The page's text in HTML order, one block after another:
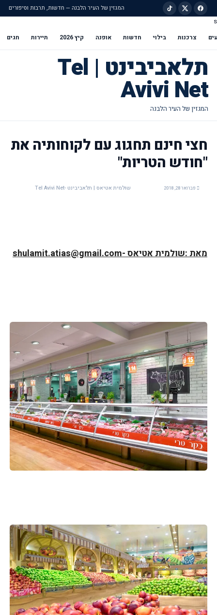
המגזין של העיר הלבנה — חדשות, תרבות וסיפורים
s
צרכנות בילוי חדשות אופנה קיץ 2026 תיירות חגים
תלאביבינט | Tel
Avivi Net
חצי חינם תחגוג עם לקוחותיה את
"חודש הטריות"
פברואר 28, 2018 שולמית אטיאס | תלאביבינט -Tel Avivi Net
מאת :שולמית אטיאס -shulamit.atias@gmail.com